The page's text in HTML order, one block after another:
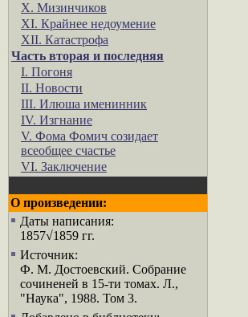
X. Мизинчиков
XI. Крайнее недоумение
XII. Катастрофа
Часть вторая и последняя
I. Погоня
II. Новости
III. Илюша именинник
IV. Изгнание
V. Фома Фомич созидает
всеобщее счастье
VI. Заключение
О произведении:
Даты написания:
1857√1859 гг.
Источник:
Ф. М. Достоевский. Собрание
сочиненей в 15-ти томах. Л.,
"Наука", 1988. Том 3.